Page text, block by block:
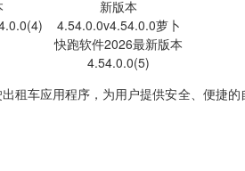
租车应用程序，为用户提供安全、便捷